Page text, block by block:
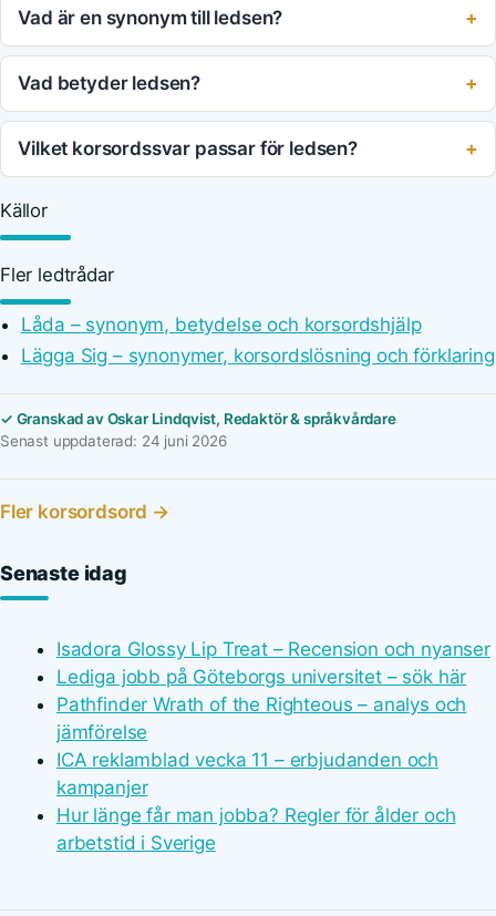
Vad är en synonym till ledsen?
Vad betyder ledsen?
Vilket korsordssvar passar för ledsen?
Källor
Fler ledtrådar
Låda – synonym, betydelse och korsordshjälp
Lägga Sig – synonymer, korsordslösning och förklaring
✓ Granskad av Oskar Lindqvist, Redaktör & språkvårdare
Senast uppdaterad: 24 juni 2026
Fler korsordsord →
Senaste idag
Isadora Glossy Lip Treat – Recension och nyanser
Lediga jobb på Göteborgs universitet – sök här
Pathfinder Wrath of the Righteous – analys och
jämförelse
ICA reklamblad vecka 11 – erbjudanden och
kampanjer
Hur länge får man jobba? Regler för ålder och
arbetstid i Sverige